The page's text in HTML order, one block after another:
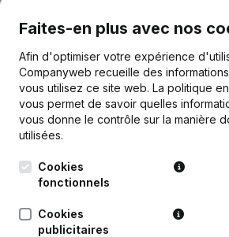
Publicationsde ALE-JETTE-PWA
Date Publication
18-01-2024
31-03-2023 Demissions,
Faites-en plus avec nos
Afin d'optimiser votre expérience
Companyweb recueille des
vous utilisez ce site web. La politique
vous permet de savoir quelles
vous donne le contrôle sur la manière
utilisées.
Cookies
fonctionnels
Cookies
publicitaires